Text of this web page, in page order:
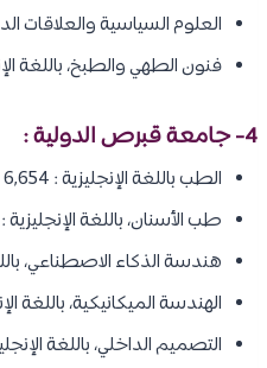
العلوم السياسية والعلاقات الدولية،
فنون الطهي والطبخ، باللغة الإنجليزية :
4- جامعة قبرص الدولية :
الطب باللغة الإنجليزية : 6,654 يورو.
طب الأسنان، باللغة الإنجليزية : 5500 يورو.
هندسة الذكاء الاصطناعي، باللغة
الهندسة الميكانيكية، باللغة الإنجليزية
التصميم الداخلي، باللغة الإنجليزية :